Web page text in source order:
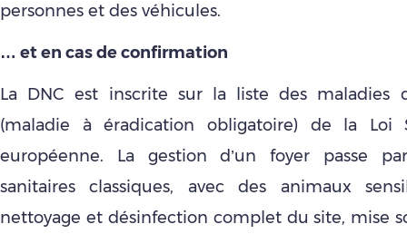
personnes et des véhicules.
… et en cas de confirmation
La DNC est inscrite sur la liste des maladies
(maladie à éradication obligatoire) de la Loi
européenne. La gestion d’un foyer passe
sanitaires classiques, avecdes animaux
nettoyage et désinfection complet du site, mise